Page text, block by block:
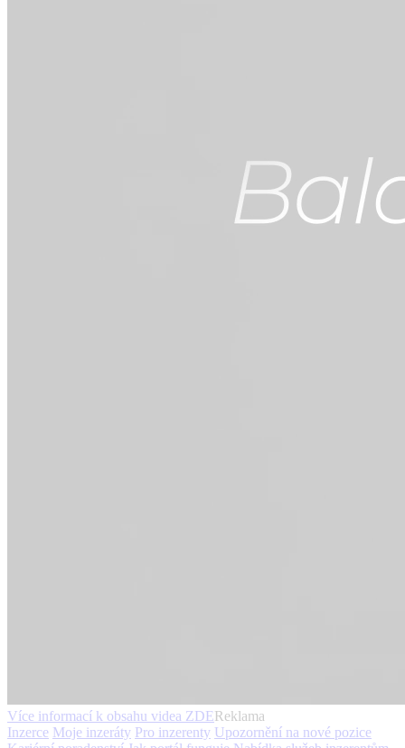
Více informací k obsahu videa ZDEReklama
Inzerce Moje inzeráty Pro inzerenty Upozornění na nové pozice